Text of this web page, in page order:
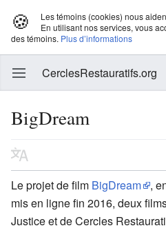
🍪
Les témoins (cookies) nous
En utilisant nos services, vous
des témoins. Plus d’informations
CerclesRestauratifs.org
BigDream
Le projet de film BigDream
,
mis en ligne fin 2016, deux
Justice et de Cercles